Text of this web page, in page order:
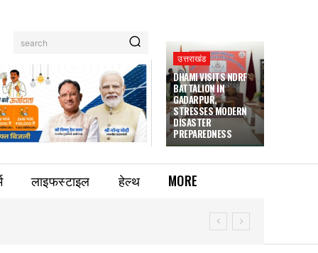
search
उत्तराखंड
DHAMI VISITS NDRF
BATTALION IN
GADARPUR,
STRESSES MODERN
DISASTER
PREPAREDNESS
लाइफस्टाइल हेल्थ MORE